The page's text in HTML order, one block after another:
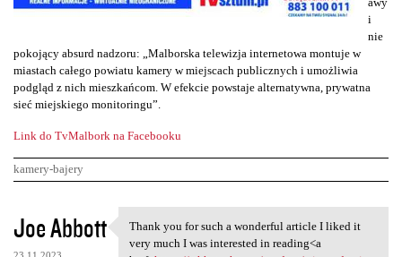
i
nie
pokojący absurd nadzoru: „Malborska telewizja internetowa montuje w
miastach całego powiatu kamery w miejscach publicznych i umożliwia
podgląd z nich mieszkańcom. W efekcie powstaje alternatywna, prywatna
sieć miejskiego monitoringu”.
Link do TvMalbork na Facebooku
kamery-bajery
K
o
Joe Abbott Thank you for such a
Thank you for such a wonderful article I liked it
very much I was interested in reading<a